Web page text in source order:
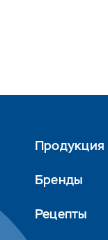
Продукция
Бренды
Рецепты